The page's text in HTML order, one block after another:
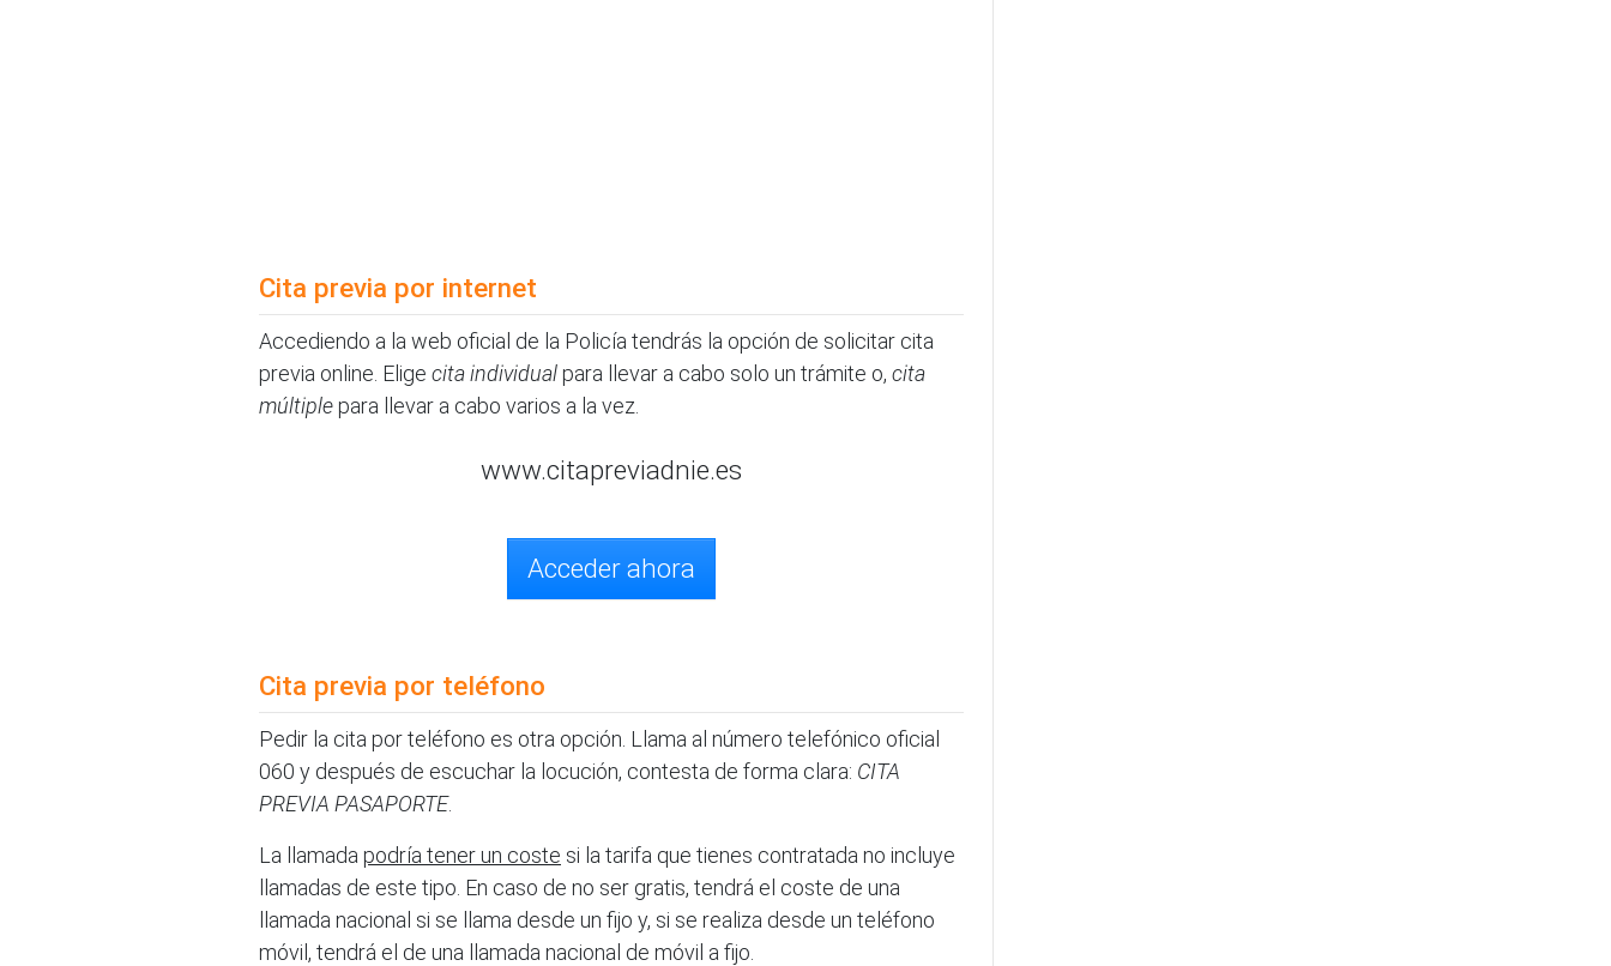
Cita previa por internet
Accediendo a la web oficial de la Policía tendrás la opción de solicitar cita
previa online. Elige cita individualpara llevar a cabo solo un trámite o, cita
múltiplepara llevar a cabo varios a la vez.
www.citapreviadnie.es
Acceder ahora
Cita previa por teléfono
Pedir la cita por teléfono es otra opción. Llama al número telefónico oficial
060 y después de escuchar la locución, contesta de forma clara: CITA
PREVIA PASAPORTE.
La llamada podría tener un coste si la tarifa que tienes contratada no incluye
llamadas de este tipo. En caso de no ser gratis, tendrá el coste de una
llamada nacional si se llama desde un fijo y, si se realiza desde un teléfono
móvil, tendrá el de una llamada nacional de móvil a fijo.